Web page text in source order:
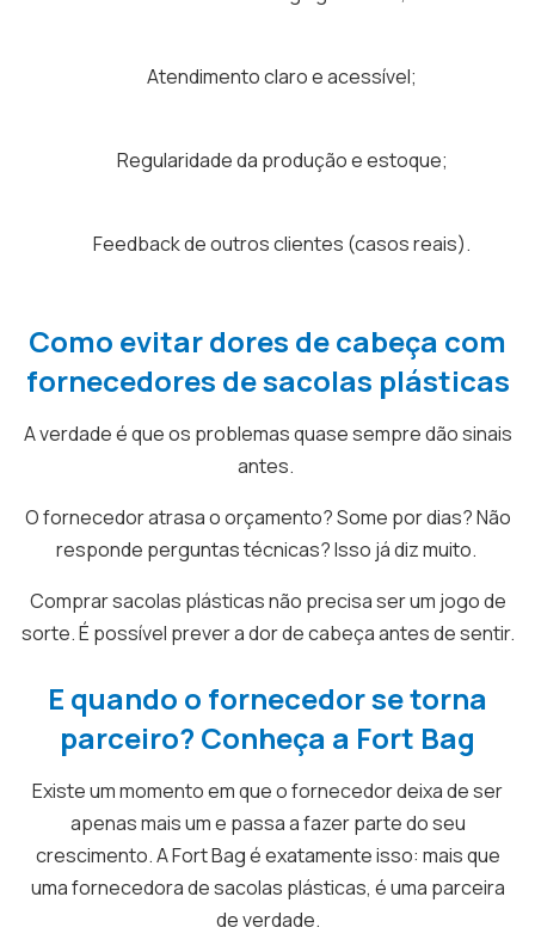
Atendimento claro e acessível;
Regularidade da produção e estoque;
Feedback de outros clientes (casos reais).
Como evitar dores de cabeça com
fornecedores de sacolas plásticas
A verdade é que os problemas quase sempre dão sinais
antes.
O fornecedor atrasa o orçamento? Some por dias? Não
responde perguntas técnicas? Isso já diz muito.
Comprar sacolas plásticas não precisa ser um jogo de
sorte. É possível prever a dor de cabeça antes de sentir.
E quando o fornecedor se torna
parceiro? Conheça a Fort Bag
Existe um momento em que o fornecedor deixa de ser
apenas mais um e passa a fazer parte do seu
crescimento. A Fort Bag é exatamente isso: mais que
uma fornecedora de sacolas plásticas, é uma parceira
de verdade.